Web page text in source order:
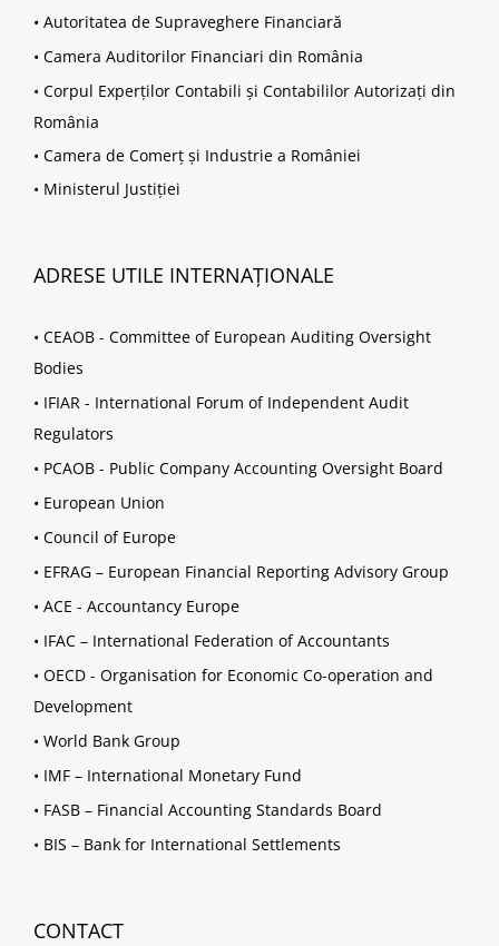
• Autoritatea de Supraveghere Financiară
• Camera Auditorilor Financiari din România
• Corpul Experților Contabili și Contabililor Autorizați din
România
• Camera de Comerț și Industrie a României
• Ministerul Justiției
ADRESE UTILE INTERNAȚIONALE
• CEAOB - Committee of European Auditing Oversight
Bodies
• IFIAR - International Forum of Independent Audit
Regulators
• PCAOB - Public Company Accounting Oversight Board
• European Union
• Council of Europe
• EFRAG – European Financial Reporting Advisory Group
• ACE - Accountancy Europe
• IFAC – International Federation of Accountants
• OECD - Organisation for Economic Co-operation and
Development
• World Bank Group
• IMF – International Monetary Fund
• FASB – Financial Accounting Standards Board
• BIS – Bank for International Settlements
CONTACT